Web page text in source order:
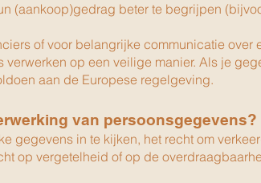
(aankoop)gedrag beter te begrijpen
of voor belangrijke communicatie over
op een veilige manier. Als je
aan de Europese regelgeving.
van persoonsgegevens?
gegevens in te kijken, het recht om
op vergetelheid of op de